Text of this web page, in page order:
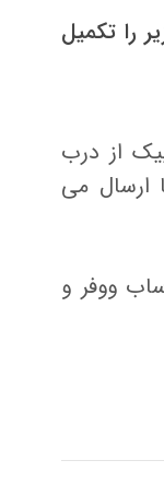
را تکمیل
از درب
ارسال می
ووفر و